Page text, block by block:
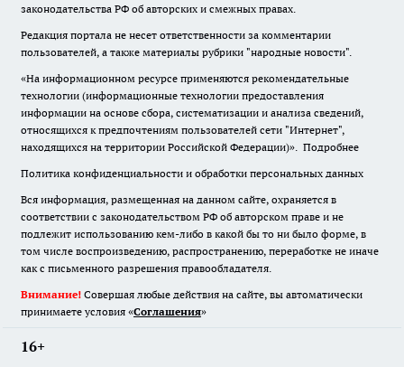
законодательства РФ об авторских и смежных правах.
Редакция портала не несет ответственности за комментарии
пользователей, а также материалы рубрики "народные новости".
«На информационном ресурсе применяются рекомендательные
технологии (информационные технологии предоставления
информации на основе сбора, систематизации и анализа сведений,
относящихся к предпочтениям пользователей сети "Интернет",
находящихся на территории Российской Федерации)». Подробнее
Политика конфиденциальности и обработки персональных данных
Вся информация, размещенная на данном сайте, охраняется в
соответствии с законодательством РФ об авторском праве и не
подлежит использованию кем-либо в какой бы то ни было форме, в
том числе воспроизведению, распространению, переработке не иначе
как с письменного разрешения правообладателя.
Внимание! Совершая любые действия на сайте, вы автоматически
принимаете условия «Cоглашения»
16+